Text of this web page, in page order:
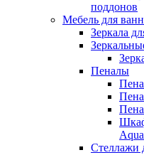
поддонов
Мебель для
Зеркала
Пеналы
Стеллажи